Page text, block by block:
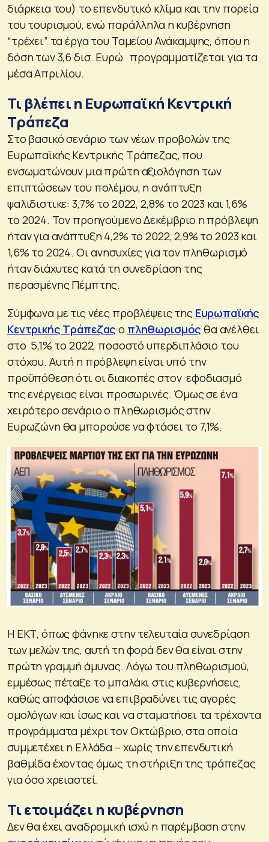
διάρκεια του) το επενδυτικό κλίμα και την πορεία
του τουρισμού, ενώ παράλληλα η κυβέρνηση
“τρέχει” τα έργα του Ταμείου Ανάκαμψης, όπου η
δόση των 3,6 δισ. Ευρώ προγραμματίζεται για τα
μέσα Απριλίου.
Τι βλέπει η Ευρωπαϊκή Κεντρική
Τράπεζα
Στο βασικό σενάριο των νέων προβολών της
Ευρωπαϊκής Κεντρικής Τράπεζας, που
ενσωματώνουν μια πρώτη αξιολόγηση των
επιπτώσεων του πολέμου, η ανάπτυξη
ψαλιδιστικε: 3,7% το 2022, 2,8% το 2023 και 1,6%
το 2024. Τον προηγούμενο Δεκέμβριο η πρόβλεψη
ήταν για ανάπτυξη 4,2% το 2022, 2,9% το 2023 και
1,6% το 2024. Οι ανησυχίες για τον πληθωρισμό
ήταν διάχυτες κατά τη συνεδρίαση της
περασμένης Πέμπτης.
Σύμφωνα με τις νέες προβλέψεις της Ευρωπαϊκής
Κεντρικής Τράπεζας ο πληθωρισμός θα ανέλθει
στο 5,1% το 2022, ποσοστό υπερδιπλάσιο του
στόχου. Αυτή η πρόβλεψη είναι υπό την
προϋπόθεση ότι οι διακοπές στον εφοδιασμό
της ενέργειας είναι προσωρινές. Όμως σε ένα
χειρότερο σενάριο ο πληθωρισμός στην
Ευρωζώνη θα μπορούσε να φτάσει το 7,1%.
Η ΕΚΤ, όπως φάνηκε στην τελευταία συνεδρίαση
των μελών της, αυτή τη φορά δεν θα είναι στην
πρώτη γραμμή άμυνας. Λόγω του πληθωρισμού,
εμμέσως πέταξε το μπαλάκι στις κυβερνήσεις,
καθώς αποφάσισε να επιβραδύνει τις αγορές
ομολόγων και ίσως και να σταματήσει τα τρέχοντα
προγράμματα μέχρι τον Οκτώβριο, στα οποία
συμμετέχει η Ελλάδα – χωρίς την επενδυτική
βαθμίδα έχοντας όμως τη στήριξη της τράπεζας
για όσο χρειαστεί.
Τι ετοιμάζει η κυβέρνηση
Δεν θα έχει αναδρομική ισχύ η παρέμβαση στην